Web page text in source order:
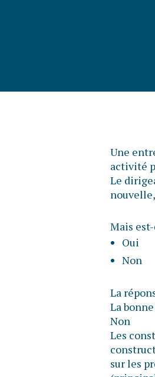
Une
activité
Le
Mais
Oui
Non
La
La
Non
Les
sur les